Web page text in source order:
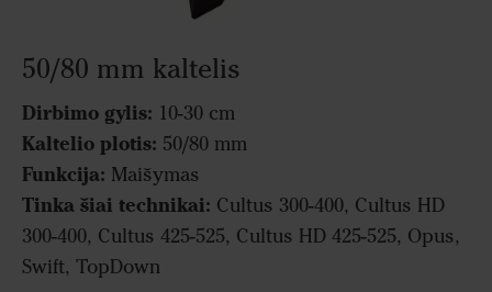
50/80 mm kaltelis
Dirbimo gylis: 10-30 cm
Kaltelio plotis: 50/80 mm
Funkcija: Maišymas
Tinka šiai technikai: Cultus 300-400, Cultus HD
300-400, Cultus 425-525, Cultus HD 425-525, Opus,
Swift, TopDown